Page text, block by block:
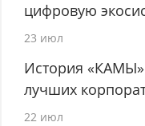
цифровую
23 июл
История
лучших
22 июл